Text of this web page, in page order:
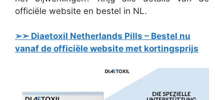
officiële website en bestel in NL.
➢➣ Diaetoxil Netherlands Pills – Bestel nu
vanaf de officiële website met kortingsprijs